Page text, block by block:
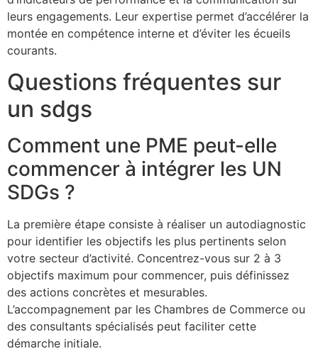
leurs engagements. Leur expertise permet d’accélérer la
montée en compétence interne et d’éviter les écueils
courants.
Questions fréquentes sur
un sdgs
Comment une PME peut-elle
commencer à intégrer les UN
SDGs ?
La première étape consiste à réaliser un autodiagnostic
pour identifier les objectifs les plus pertinents selon
votre secteur d’activité. Concentrez-vous sur 2 à 3
objectifs maximum pour commencer, puis définissez
des actions concrètes et mesurables.
L’accompagnement par les Chambres de Commerce ou
des consultants spécialisés peut faciliter cette
démarche initiale.